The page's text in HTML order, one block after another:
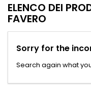
ELENCO DEI
FAVERO
Sorry for the
Search again what